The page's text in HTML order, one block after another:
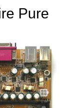
Pure